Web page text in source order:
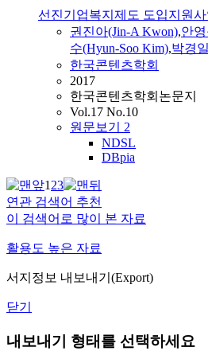
선진기업복지제도 도입지원
권진아(Jin-A Kwon),안
수(Hyun-Soo Kim),박경
한국콘텐츠학회
2017
한국콘텐츠학회논문지
Vol.17 No.10
원문보기 2
NDSL
DBpia
123
연관 검색어 추천
이 검색어로 많이 본 자료
활용도 높은 자료
서지정보 내보내기(Export)
닫기
내보내기 형태를 선택하세요